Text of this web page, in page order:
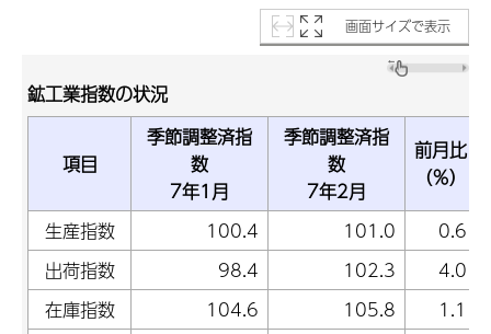
画面サイズで表示
鉱工業指数の状況
項目
季節調整済指
数
7年1月
季節調整済指
数
7年2月
前月比
（％）
生産指数 100.4 101.0
0.6
出荷指数
98.4 102.3
4.0
在庫指数
104.6 105.8 1.1